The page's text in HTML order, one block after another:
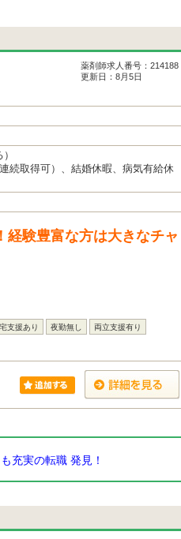
薬剤師求人番号：214188
更新日：8月5日
続取得可）、結婚休暇、病気有給休
経験豊富な方は大きなチャ
支援あり 夜勤無し 両立支援有り
充実の転職 発見！